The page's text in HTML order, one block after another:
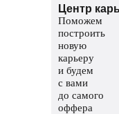
с другими
Чат с
с
и
Центр
Поможем
построить
новую
карьеру
и будем
с вами
до самого
оффера